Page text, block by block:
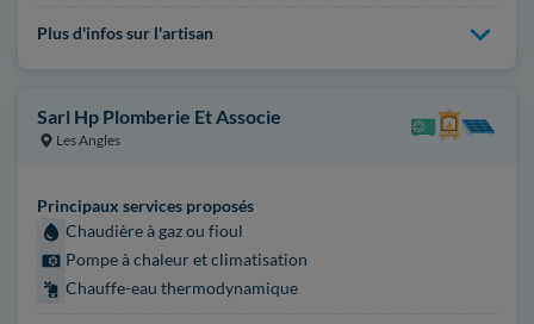
Plus d'infos sur l'artisan
Sarl Hp Plomberie Et Associe
Les Angles
Principaux services proposés
Chaudière à gaz ou fioul
Pompe à chaleur et climatisation
Chauffe-eau thermodynamique